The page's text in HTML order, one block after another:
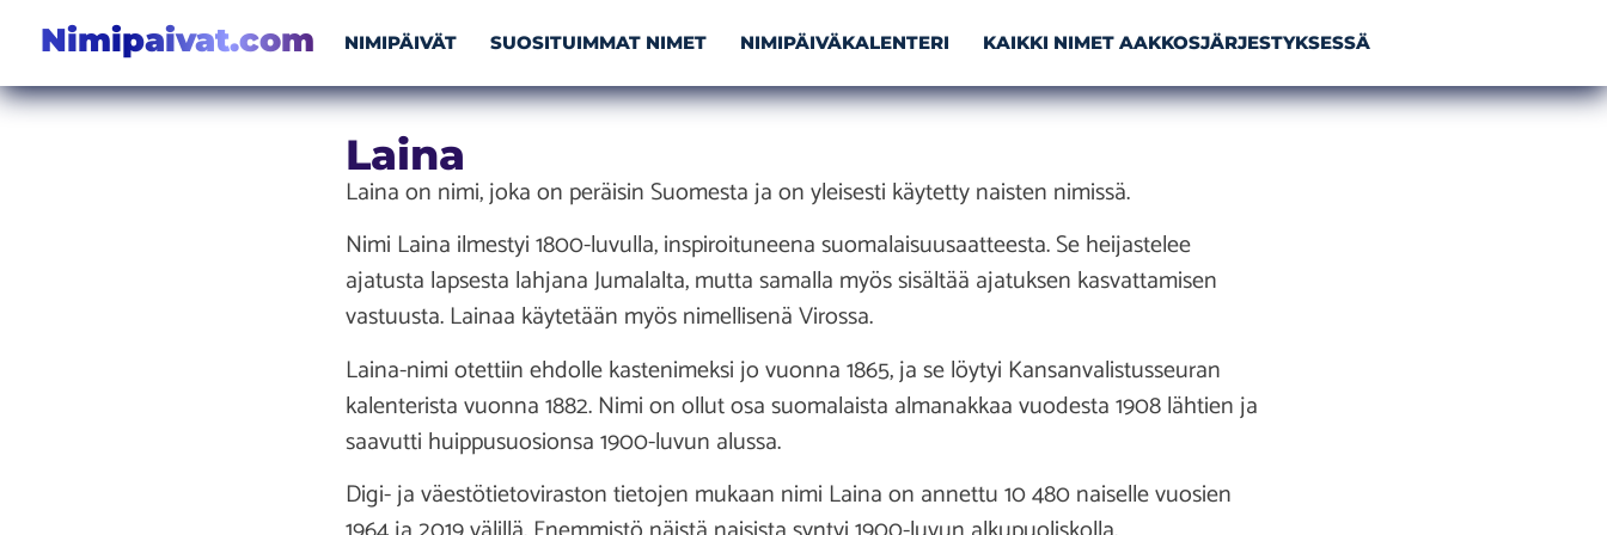
Nimipaivat.com NIMIPÄIVÄT SUOSITUIMMAT NIMET NIMIPÄIVÄKALENTERI KAIKKI NIMET AAKKOSJÄRJESTYKSESSÄ
Laina
Laina on nimi, joka on peräisin Suomesta ja on yleisesti käytetty naisten nimissä.
Nimi Laina ilmestyi 1800-luvulla, inspiroituneena suomalaisuusaatteesta. Se heijastelee
ajatusta lapsesta lahjana Jumalalta, mutta samalla myös sisältää ajatuksen kasvattamisen
vastuusta. Lainaa käytetään myös nimellisenä Virossa.
Laina-nimi otettiin ehdolle kastenimeksi jo vuonna 1865, ja se löytyi Kansanvalistusseuran
kalenterista vuonna 1882. Nimi on ollut osa suomalaista almanakkaa vuodesta 1908 lähtien ja
saavutti huippusuosionsa 1900-luvun alussa.
Digi- ja väestötietoviraston tietojen mukaan nimi Laina on annettu 10 480 naiselle vuosien